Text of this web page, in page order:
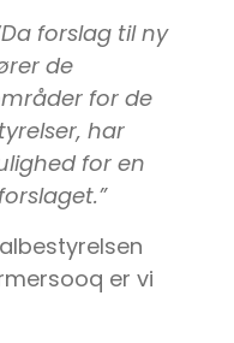
forslag til ny
de
for de
har
for en
er vi